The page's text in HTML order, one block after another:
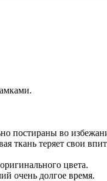
постираны во
ткань теряет свои
цвета.
очень долгое время.